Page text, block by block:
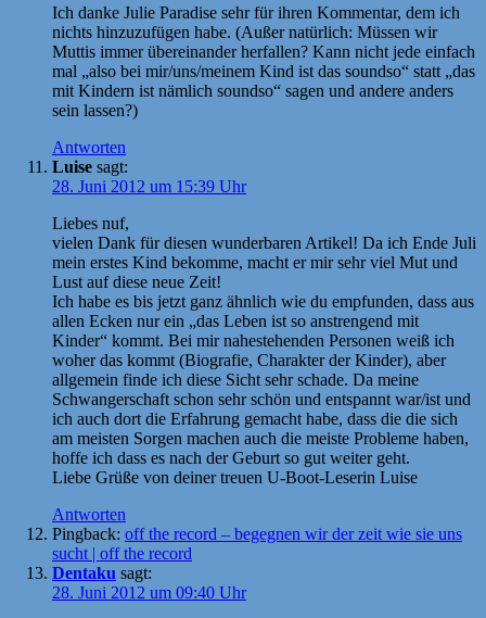
Ich danke Julie Paradise sehr für ihren Kommentar, dem ich
nichts hinzuzufügen habe. (Außer natürlich: Müssen wir
Muttis immer übereinander herfallen? Kann nicht jede einfach
mal „also bei mir/uns/meinem Kind ist das soundso“ statt „das
mit Kindern ist nämlich soundso“ sagen und andere anders
sein lassen?)
Antworten
Luise sagt:
28. Juni 2012 um 15:39 Uhr
Liebes nuf,
vielen Dank für diesen wunderbaren Artikel! Da ich Ende Juli
mein erstes Kind bekomme, macht er mir sehr viel Mut und
Lust auf diese neue Zeit!
Ich habe es bis jetzt ganz ähnlich wie du empfunden, dass aus
allen Ecken nur ein „das Leben ist so anstrengend mit
Kinder“ kommt. Bei mir nahestehenden Personen weiß ich
woher das kommt (Biografie, Charakter der Kinder), aber
allgemein finde ich diese Sicht sehr schade. Da meine
Schwangerschaft schon sehr schön und entspannt war/ist und
ich auch dort die Erfahrung gemacht habe, dass die die sich
am meisten Sorgen machen auch die meiste Probleme haben,
hoffe ich dass es nach der Geburt so gut weiter geht.
Liebe Grüße von deiner treuen U-Boot-Leserin Luise
Antworten
Pingback: off the record – begegnen wir der zeit wie sie uns
sucht | off the record
Dentaku sagt:
28. Juni 2012 um 09:40 Uhr